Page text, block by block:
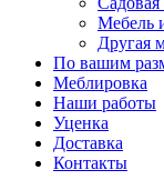
Мебель
Другая
По вашим
Меблировка
Наши работы
Уценка
Доставка
Контакты